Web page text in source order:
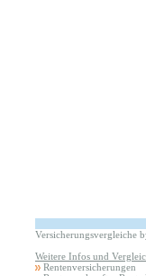
Versicherungsvergleiche
Weitere Infos und
Rentenversicherungen